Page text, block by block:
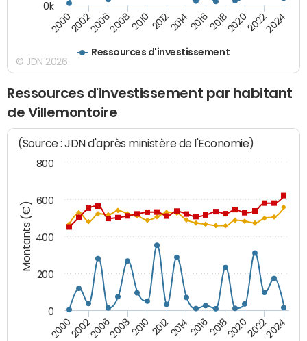
Ressources d'investissement
20002002200620082010 2012201420162018202020222024
0k
© JDN 2026
Ressources d'investissement par habitant
de Villemontoire
Montants (€)
(Source : JDN d'après ministère de l'Economie)
20002002200620082010 2012201420162018202020222024
0
200
400
600
800